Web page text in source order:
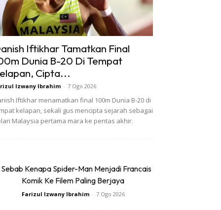
Iftikhar Tamatkan Final
Dunia B-20 Di Tempat
Cipta...
Izwany Ibrahim - 7 Ogo 2026
Iftikhar menamatkan final 100m Dunia B-20 di
kelapan, sekali gus mencipta sejarah sebagai
Malaysia pertama mara ke pentas akhir.
Kenapa Spider-Man Menjadi Francais
Komik Ke Filem Paling Berjaya
Farizul Izwany Ibrahim - 7 Ogo 2026